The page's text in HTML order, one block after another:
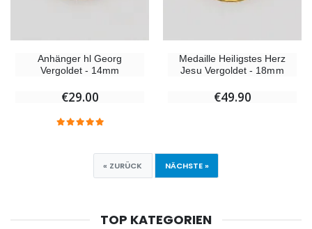
Anhänger hl Georg
Vergoldet - 14mm
€29.00
Medaille Heiligstes Herz
Jesu Vergoldet - 18mm
€49.90
« ZURÜCK NÄCHSTE »
TOP KATEGORIEN